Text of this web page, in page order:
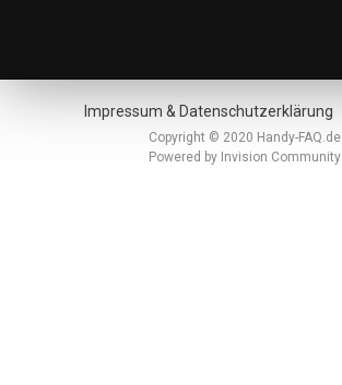
Impressum & Datenschutzerklärung
Copyright © 2020 Handy-FAQ.de
Powered by Invision Community